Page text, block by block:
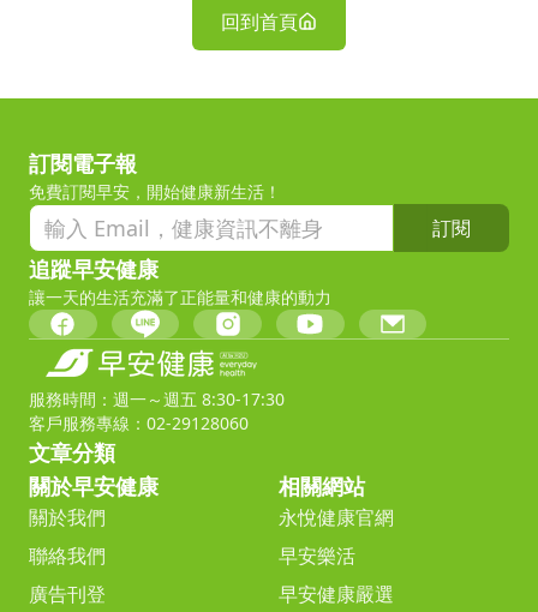
回到首頁
訂閱電子報
免費訂閱早安，開始健康新生活！
訂閱
追蹤早安健康
讓一天的生活充滿了正能量和健康的動力
服務時間：週一～週五 8:30-17:30
客戶服務專線：02-29128060
文章分類
關於早安健康
關於我們
聯絡我們
廣告刊登
相關網站
永悅健康官網
早安樂活
早安健康嚴選